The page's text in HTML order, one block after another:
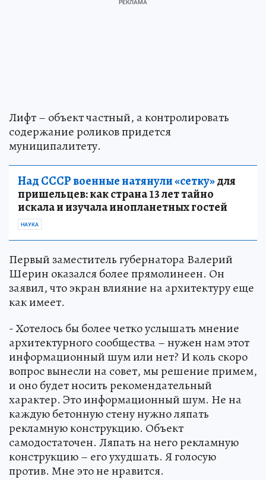
Лифт – объект частный, а контролировать
содержание роликов придется
муниципалитету.
Над СССР военные натянули «сетку»для
пришельцев: как страна 13 лет тайно
искала и изучала инопланетных гостей
НАУКА
Первый заместитель губернатора Валерий
Шерин оказался более прямолинеен. Он
заявил, что экран влияние на архитектуру еще
как имеет.
- Хотелось бы более четко услышать мнение
архитектурного сообщества – нужен нам этот
информационный шум или нет? И коль скоро
вопрос вынесли на совет, мы решение примем,
и оно будет носить рекомендательный
характер. Это информационный шум. Не на
каждую бетонную стену нужно ляпать
рекламную конструкцию. Объект
самодостаточен. Ляпать на него рекламную
конструкцию – его ухудшать. Я голосую
против. Мне это не нравится.